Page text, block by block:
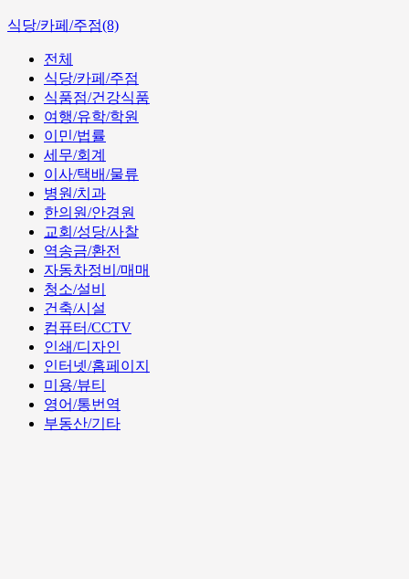
식당/카페/주점(8)
전체
식당/카페/주점
식품점/건강식품
여행/유학/학원
이민/법률
세무/회계
이사/택배/물류
병원/치과
한의원/안경원
교회/성당/사찰
역송금/환전
자동차정비/매매
청소/설비
건축/시설
컴퓨터/CCTV
인쇄/디자인
인터넷/홈페이지
미용/뷰티
영어/통번역
부동산/기타